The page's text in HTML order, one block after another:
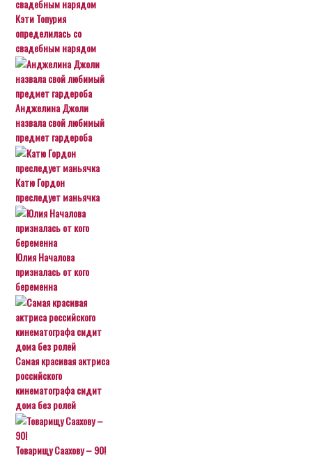
Кэти Топурия
определилась со
свадебным нарядом
Анджелина Джоли
назвала свой любимый
предмет гардероба
Катю Гордон
преследует маньячка
Юлия Началова
призналась от кого
беременна
Самая красивая актриса
российского
кинематографа сидит
дома без ролей
Товарищу Саахову – 90!